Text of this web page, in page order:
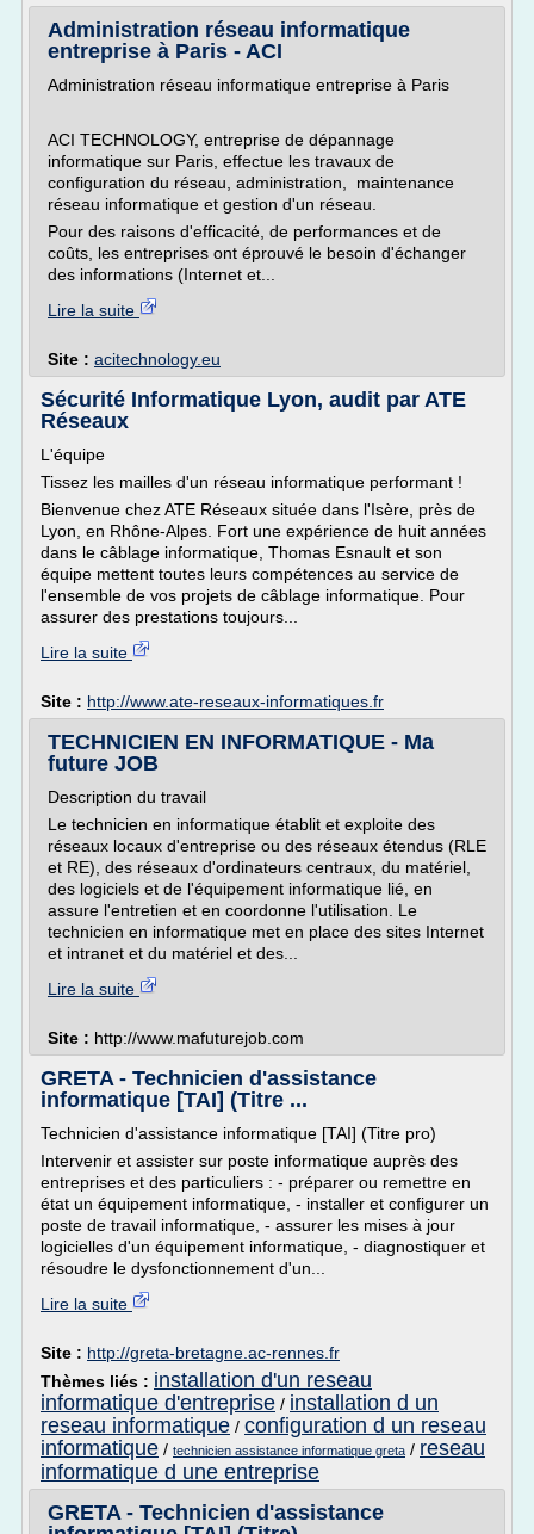
Administration réseau informatique
entreprise à Paris - ACI
Administration réseau informatique entreprise à Paris
ACI TECHNOLOGY, entreprise de dépannage
informatique sur Paris, effectue les travaux de
configuration du réseau, administration, maintenance
réseau informatique et gestion d'un réseau.
Pour des raisons d'efficacité, de performances et de
coûts, les entreprises ont éprouvé le besoin d'échanger
des informations (Internet et...
Lire la suite
Site : acitechnology.eu
Sécurité Informatique Lyon, audit par ATE
Réseaux
L'équipe
Tissez les mailles d'un réseau informatique performant !
Bienvenue chez ATE Réseaux située dans l'Isère, près de
Lyon, en Rhône-Alpes. Fort une expérience de huit années
dans le câblage informatique, Thomas Esnault et son
équipe mettent toutes leurs compétences au service de
l'ensemble de vos projets de câblage informatique. Pour
assurer des prestations toujours...
Lire la suite
Site : http://www.ate-reseaux-informatiques.fr
TECHNICIEN EN INFORMATIQUE - Ma
future JOB
Description du travail
Le technicien en informatique établit et exploite des
réseaux locaux d'entreprise ou des réseaux étendus (RLE
et RE), des réseaux d'ordinateurs centraux, du matériel,
des logiciels et de l'équipement informatique lié, en
assure l'entretien et en coordonne l'utilisation. Le
technicien en informatique met en place des sites Internet
et intranet et du matériel et des...
Lire la suite
Site : http://www.mafuturejob.com
GRETA - Technicien d'assistance
informatique [TAI] (Titre ...
Technicien d'assistance informatique [TAI] (Titre pro)
Intervenir et assister sur poste informatique auprès des
entreprises et des particuliers : - préparer ou remettre en
état un équipement informatique, - installer et configurer un
poste de travail informatique, - assurer les mises à jour
logicielles d'un équipement informatique, - diagnostiquer et
résoudre le dysfonctionnement d'un...
Lire la suite
Site : http://greta-bretagne.ac-rennes.fr
Thèmes liés : installation d'un reseau
informatique d'entreprise / installation d un
reseau informatique / configuration d un reseau
informatique / technicien assistance informatique greta / reseau
informatique d une entreprise
GRETA - Technicien d'assistance